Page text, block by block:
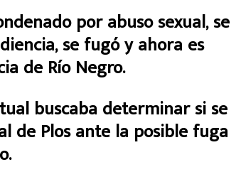
por abuso sexual, se
se fugó y ahora es
de Río Negro.
buscaba determinar si se
de Plos ante la posible fuga